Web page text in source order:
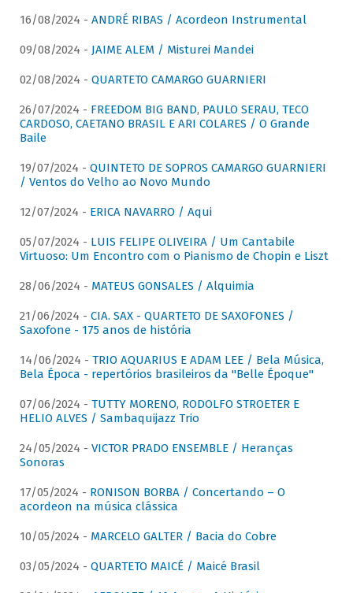
16/08/2024 - ANDRÉ RIBAS / Acordeon Instrumental
09/08/2024 - JAIME ALEM / Misturei Mandei
02/08/2024 - QUARTETO CAMARGO GUARNIERI
26/07/2024 - FREEDOM BIG BAND, PAULO SERAU, TECO
CARDOSO, CAETANO BRASIL E ARI COLARES / O Grande
Baile
19/07/2024 - QUINTETO DE SOPROS CAMARGO GUARNIERI
/ Ventos do Velho ao Novo Mundo
12/07/2024 - ERICA NAVARRO / Aqui
05/07/2024 - LUIS FELIPE OLIVEIRA / Um Cantabile
Virtuoso: Um Encontro com o Pianismo de Chopin e Liszt
28/06/2024 - MATEUS GONSALES / Alquimia
21/06/2024 - CIA. SAX - QUARTETO DE SAXOFONES /
Saxofone - 175 anos de história
14/06/2024 - TRIO AQUARIUS E ADAM LEE / Bela Música,
Bela Época - repertórios brasileiros da "Belle Époque"
07/06/2024 - TUTTY MORENO, RODOLFO STROETER E
HELIO ALVES / Sambaquijazz Trio
24/05/2024 - VICTOR PRADO ENSEMBLE / Heranças
Sonoras
17/05/2024 - RONISON BORBA / Concertando – O
acordeon na música clássica
10/05/2024 - MARCELO GALTER / Bacia do Cobre
03/05/2024 - QUARTETO MAICÉ / Maicé Brasil